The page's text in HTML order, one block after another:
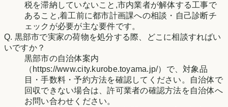
税を滞納していないこと,市内業者が解体する工事で
あること,着工前に都市計画課への相談・自己診断チ
ェックが必要が主な要件です。
Q. 黒部市で実家の荷物を処分する際、どこに相談すればい
いですか？
黒部市の自治体案内
（https://www.city.kurobe.toyama.jp/）で、対象品
目・手数料・予約方法を確認してください。自治体で
回収できない場合は、許可業者の確認方法を自治体へ
お問い合わせください。